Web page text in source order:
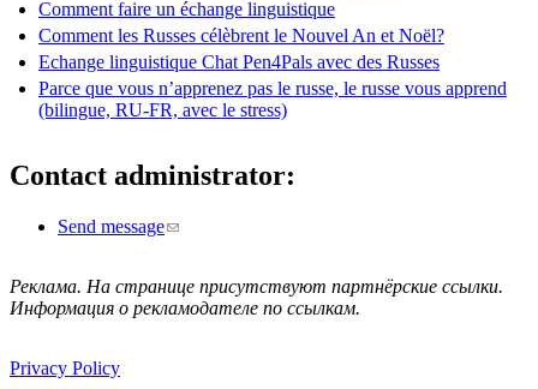
Comment faire un échange linguistique
Comment les Russes célèbrent le Nouvel An et Noël?
Echange linguistique Chat Pen4Pals avec des Russes
Parce que vous n’apprenez pas le russe, le russe vous apprend
(bilingue, RU-FR, avec le stress)
Contact administrator:
Send message(le lien envoie un courriel)
Реклама. На странице присутствуют партнёрские ссылки.
Информация о рекламодателе по ссылкам.
Privacy Policy